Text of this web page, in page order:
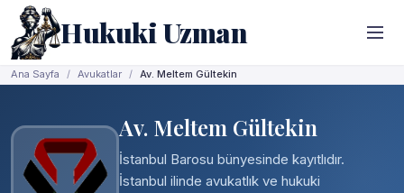
Hukuki Uzman
Ana Sayfa Avukatlar Av. Meltem Gültekin
Av. Meltem Gültekin
İstanbul Barosu bünyesinde kayıtlıdır.
İstanbul ilinde avukatlık ve hukuki